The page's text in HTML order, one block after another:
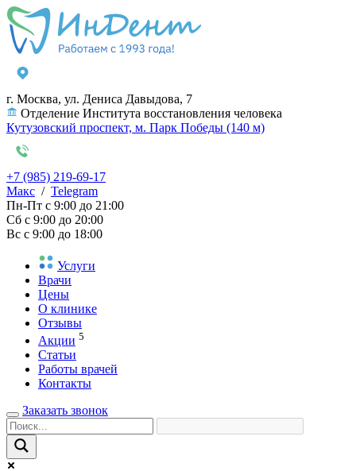
г. Москва, ул. Дениса Давыдова, 7
Отделение Института восстановления человека
Кутузовский проспект, м. Парк Победы (140 м)
+7 (985) 219-69-17
Макс / Telegram
Пн-Пт с 9:00 до 21:00
Сб с 9:00 до 20:00
Вс с 9:00 до 18:00
Услуги
Врачи
Цены
О клинике
Отзывы
Акции 5
Статьи
Работы врачей
Контакты
Заказать звонок